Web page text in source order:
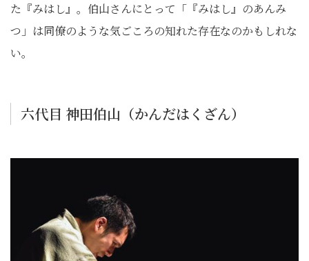
た『みはし』。伯山さんにとって「『みはし』のあんみ
つ」は同僚のような気ごころの知れた存在なのかもしれな
い。
六代目 神田伯山（かんだはくざん）